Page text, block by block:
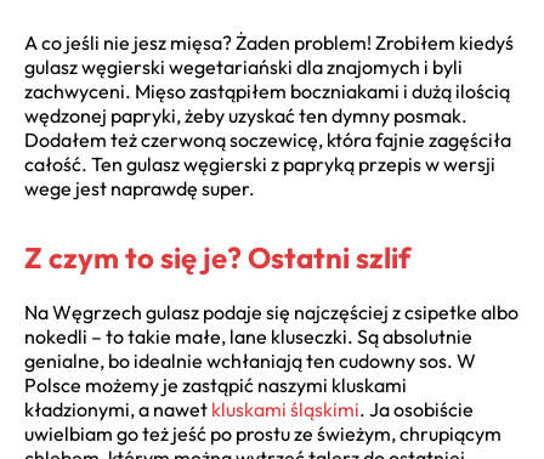
A co jeśli nie jesz mięsa? Żaden problem! Zrobiłem kiedyś
gulasz węgierski wegetariański dla znajomych i byli
zachwyceni. Mięso zastąpiłem boczniakami i dużą ilością
wędzonej papryki, żeby uzyskać ten dymny posmak.
Dodałem też czerwoną soczewicę, która fajnie zagęściła
całość. Ten gulasz węgierski z papryką przepis w wersji
wege jest naprawdę super.
Z czym to się je? Ostatni szlif
Na Węgrzech gulasz podaje się najczęściej z csipetke albo
nokedli – to takie małe, lane kluseczki. Są absolutnie
genialne, bo idealnie wchłaniają ten cudowny sos. W
Polsce możemy je zastąpić naszymi kluskami
kładzionymi, a nawet kluskami śląskimi. Ja osobiście
uwielbiam go też jeść po prostu ze świeżym, chrupiącym